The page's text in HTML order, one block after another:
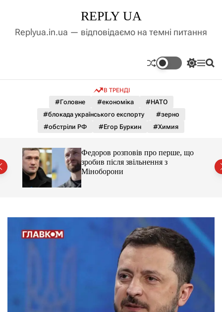
д
у
REPLY UA
Replyua.in.ua — відповідаємо на темні питання
П
к
а
о
г
р
е
ж
и
м
у
М П
В ТРЕНДІ
#Головне #економіка
#НАТО
#блокада українського експорту
#зерно
#обстріли РФ
#Егор Буркин #Химия
Федоров розповів про перше, що
зробив після звільнення з
Міноборони